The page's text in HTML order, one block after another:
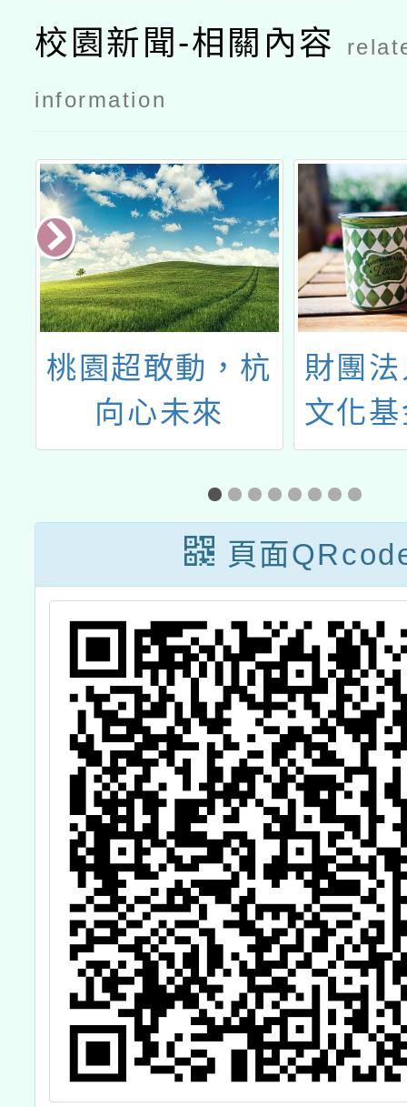
校園新聞-相關內容
information
桃園超敢動，杭
向心未來
財團
文化
「
金頭
線上
頁面